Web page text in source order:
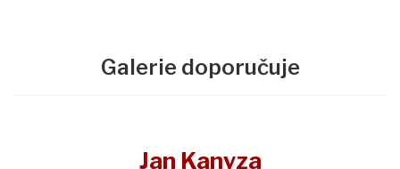
Galerie doporučuje
Jan Kanyza